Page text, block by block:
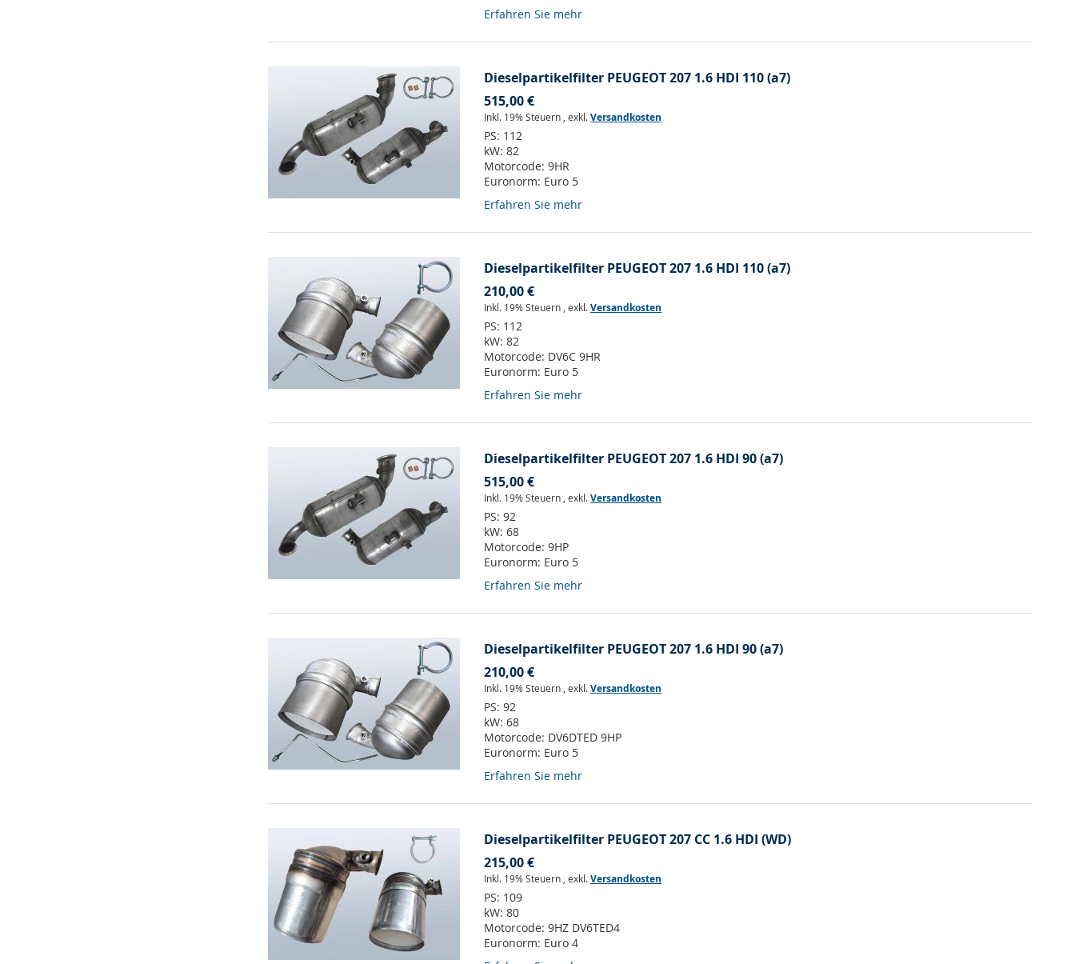
Erfahren Sie mehr
Dieselpartikelfilter PEUGEOT 207 1.6 HDI 110 (a7)
515,00 €
Inkl. 19% Steuern ,exkl.Versandkosten
PS: 112
kW:82
Motorcode:9HR
Euronorm: Euro 5
Erfahren Sie mehr
Dieselpartikelfilter PEUGEOT 207 1.6 HDI 110 (a7)
210,00 €
Inkl. 19% Steuern ,exkl.Versandkosten
PS: 112
kW:82
Motorcode: DV6C 9HR
Euronorm: Euro 5
Erfahren Sie mehr
Dieselpartikelfilter PEUGEOT 207 1.6 HDI 90 (a7)
515,00 €
Inkl. 19% Steuern ,exkl.Versandkosten
PS:92
kW:68
Motorcode:9HP
Euronorm: Euro 5
Erfahren Sie mehr
Dieselpartikelfilter PEUGEOT 207 1.6 HDI 90 (a7)
210,00 €
Inkl. 19% Steuern ,exkl.Versandkosten
PS:92
kW:68
Motorcode: DV6DTED 9HP
Euronorm: Euro 5
Erfahren Sie mehr
Dieselpartikelfilter PEUGEOT 207 CC 1.6 HDI (WD)
215,00 €
Inkl. 19% Steuern ,exkl.Versandkosten
PS: 109
kW:80
Motorcode:9HZ DV6TED4
Euronorm: Euro 4